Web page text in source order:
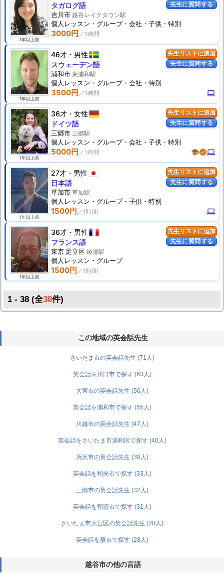
先生に質問する
1年以上前
3000円
タガログ語
吉川市 越谷レイクタウン駅
個人 レッスン ・グループ・会社・子供・特別
先生リストに追加
先生に質問する
1年以上前
46才 男性
3500円 computer
スウェーデン語
浦和市 東浦和駅
個人 レッスン ・グループ・会社・特別
先生リストに追加
先生に質問する
1年以上前
36才 女性
5000円 schoolverifiedcomputer
ドイツ語
三郷市 三郷駅
個人 レッスン ・グループ・会社・子供・特別
先生リストに追加
先生に質問する
1年以上前
27才 男性
1500円 computer
日本語
草加市 草加駅
個人 レッスン ・グループ・子供・特別
先生リストに追加
先生に質問する
1年以上前
36才 男性
1500円
フランス語
東京 足立区 綾瀬駅
個人 レッスン ・グループ
1 - 38 (全38件)
この地域の英会話先生
さいたま市の英会話先生 (71人)
英会話を川口市で探す (63人)
大宮市の英会話先生 (56人)
英会話を浦和市で探す (55人)
川越市の英会話先生 (47人)
英会話をさいたま市浦和区で探す (40人)
所沢市の英会話先生 (38人)
英会話を和光市で探す (33人)
三郷市の英会話先生 (32人)
英会話を朝霞市で探す (31人)
さいたま市大宮区の英会話先生 (28人)
英会話を蕨市で探す (28人)
越谷市の他の言語